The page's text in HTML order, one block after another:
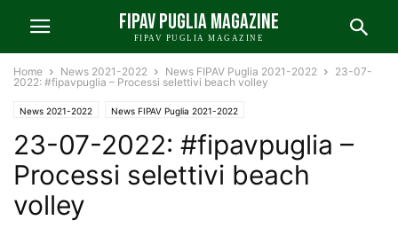
FIPAV PUGLIA MAGAZINE
FIPAV PUGLIA MAGAZINE
Home News 2021-2022 News FIPAV Puglia 2021-2022
23-07-
2022: #fipavpuglia – Processi selettivi beach volley
News 2021-2022 News FIPAV Puglia 2021-2022
23-07-2022: #fipavpuglia –
Processi selettivi beach
volley